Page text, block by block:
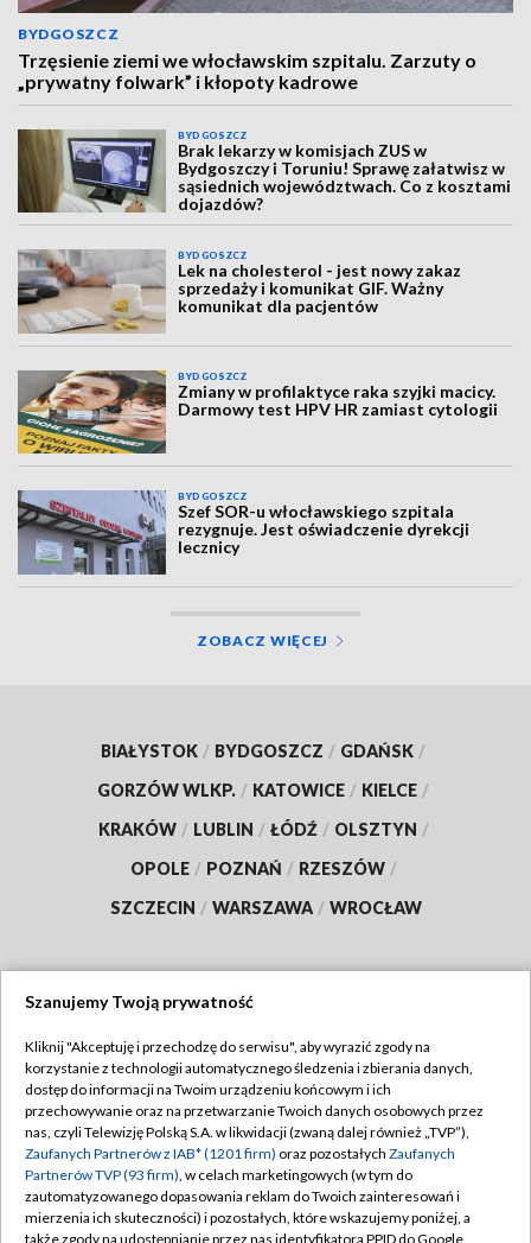
BYDGOSZCZ
Trzęsienie ziemi we włocławskim szpitalu. Zarzuty o
„prywatny folwark” i kłopoty kadrowe
BYDGOSZCZ
Brak lekarzy w komisjach ZUS w
Bydgoszczy i Toruniu! Sprawę załatwisz w
sąsiednich województwach. Co z kosztami
dojazdów?
BYDGOSZCZ
Lek na cholesterol - jest nowy zakaz
sprzedaży i komunikat GIF. Ważny
komunikat dla pacjentów
BYDGOSZCZ
Zmiany w profilaktyce raka szyjki macicy.
Darmowy test HPV HR zamiast cytologii
BYDGOSZCZ
Szef SOR-u włocławskiego szpitala
rezygnuje. Jest oświadczenie dyrekcji
lecznicy
ZOBACZ WIĘCEJ
BIAŁYSTOK / BYDGOSZCZ / GDAŃSK /
GORZÓW WLKP. / KATOWICE / KIELCE /
KRAKÓW / LUBLIN / ŁÓDŹ / OLSZTYN /
OPOLE / POZNAŃ / RZESZÓW /
SZCZECIN / WARSZAWA / WROCŁAW
TVP
Abonament TVP
Emisja w TVP
Centrum informacji TVP
Naziemna Telewizja Cyfrowa
Regulamin TVP
Polityka prywatności
Moje zgody
Pomoc
Szanujemy Twoją prywatność
Kliknij "Akceptuję i przechodzę do serwisu", aby wyrazić zgody na
korzystanie z technologii automatycznego śledzenia i zbierania danych,
dostęp do informacji na Twoim urządzeniu końcowym i ich
przechowywanie oraz na przetwarzanie Twoich danych osobowych przez
nas, czyli Telewizję Polską S.A. w likwidacji (zwaną dalej również „TVP”),
Zaufanych Partnerów z IAB* (1201 firm) oraz pozostałych Zaufanych
Partnerów TVP (93 firm), w celach marketingowych (w tym do
zautomatyzowanego dopasowania reklam do Twoich zainteresowań i
mierzenia ich skuteczności) i pozostałych, które wskazujemy poniżej, a
także zgody na udostępnianie przez nas identyfikatora PPID do Google.